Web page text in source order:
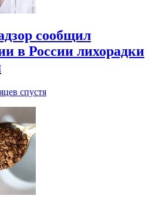
сообщил
в России лихорадки
спустя